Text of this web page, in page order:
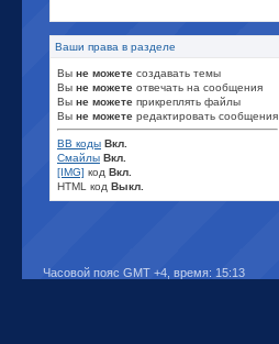
Ваши права в разделе
Вы не можете создавать темы
Вы не можете отвечать на сообщения
Вы не можете прикреплять файлы
Вы не можете редактировать сообщения
BB коды Вкл.
Смайлы Вкл.
[IMG] код Вкл.
HTML код Выкл.
Часовой пояс GMT +4, время: 15:13